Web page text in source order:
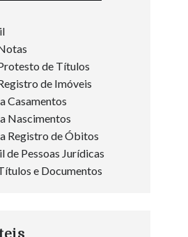
de Títulos
de Imóveis
Casamentos
Nascimentos
Registro de Óbitos
de Pessoas Jurídicas
e Documentos